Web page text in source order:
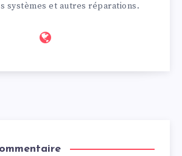
systèmes et autres réparations.